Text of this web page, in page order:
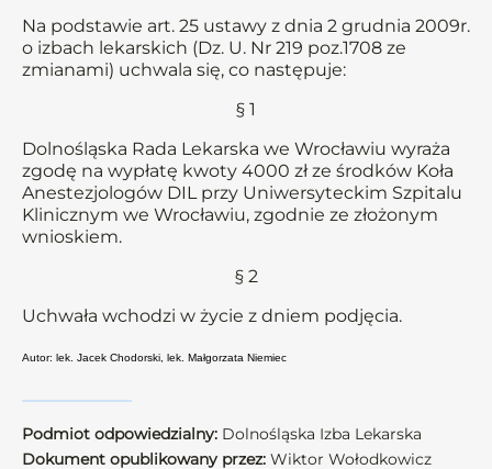
Na podstawie art. 25 ustawy z dnia 2 grudnia 2009r.
o izbach lekarskich (Dz. U. Nr 219 poz.1708 ze
zmianami) uchwala się, co następuje:
§ 1
Dolnośląska Rada Lekarska we Wrocławiu wyraża
zgodę na wypłatę kwoty 4000 zł ze środków Koła
Anestezjologów DIL przy Uniwersyteckim Szpitalu
Klinicznym we Wrocławiu, zgodnie ze złożonym
wnioskiem.
§ 2
Uchwała wchodzi w życie z dniem podjęcia.
Autor: lek. Jacek Chodorski, lek. Małgorzata Niemiec
Podmiot odpowiedzialny: Dolnośląska Izba Lekarska
Dokument opublikowany przez: Wiktor Wołodkowicz